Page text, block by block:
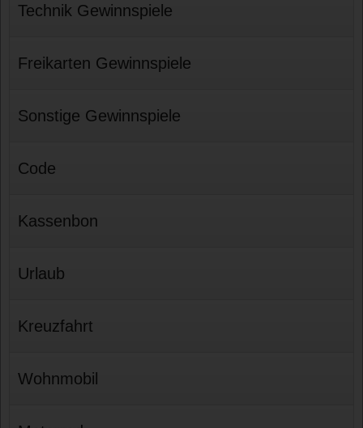
Technik Gewinnspiele
Freikarten Gewinnspiele
Sonstige Gewinnspiele
Code
Kassenbon
Urlaub
Kreuzfahrt
Wohnmobil